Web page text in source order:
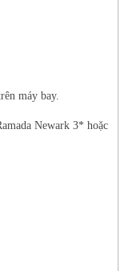
máy bay.
Newark 3* hoặc